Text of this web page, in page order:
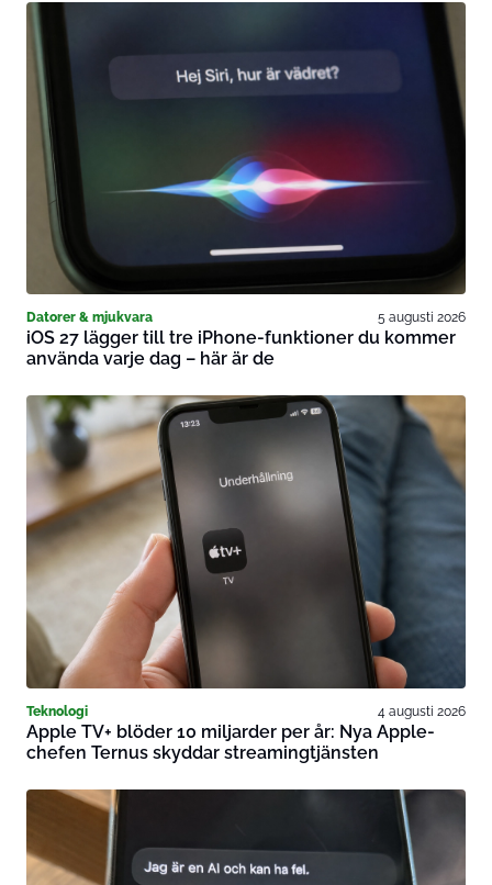
Datorer & mjukvara 5 augusti 2026
iOS 27 lägger till tre iPhone-funktioner du kommer
använda varje dag – här är de
Teknologi 4 augusti 2026
Apple TV+ blöder 10 miljarder per år: Nya Apple-
chefen Ternus skyddar streamingtjänsten